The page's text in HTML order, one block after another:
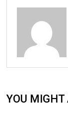
YOU MIGHT